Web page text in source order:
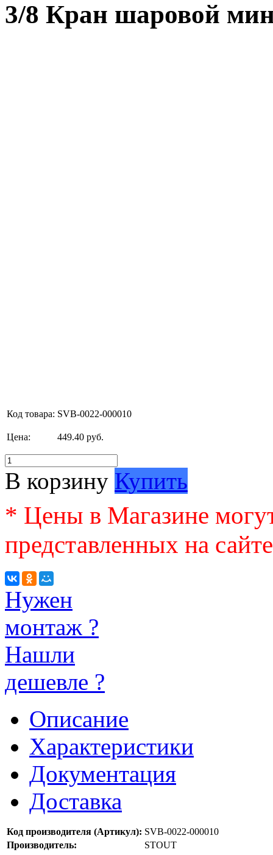
3/8 Кран шаровой
Код товара: SVB-0022-000010
Цена: 449.40 руб.
В корзину Купить
* Цены в Магазине
представленных на сайте
Нужен
монтаж ?
Нашли
дешевле ?
Описание
Характеристики
Документация
Доставка
Код производителя (Артикул): SVB-0022-000010
Производитель:
STOUT